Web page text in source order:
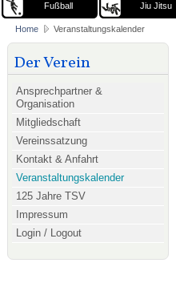
Fußball Jiu Jitsu
Home Veranstaltungskalender
Der Verein
Ansprechpartner &
Organisation
Mitgliedschaft
Vereinssatzung
Kontakt & Anfahrt
Veranstaltungskalender
125 Jahre TSV
Impressum
Login / Logout